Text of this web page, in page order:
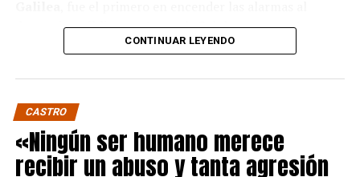
denunciar públicamente que la Subdere no cuenta con
fondos para financiar iniciativas del Programa de
Mejoramiento de Barrios (PMB), a pesar de que muchas
ya estaban declaradas elegibles.
historia, la Subdere no tiene recursos para estos
programas fundamentales”, afirmó el edil de la capital
regional de Los Lagos.
CONTINUAR LEYENDO
CASTRO
«Ningún ser humano merece
recibir un abuso y tanta agresión